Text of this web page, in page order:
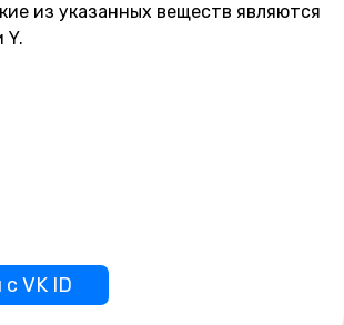
из указанных веществ являются
Y.
VK ID